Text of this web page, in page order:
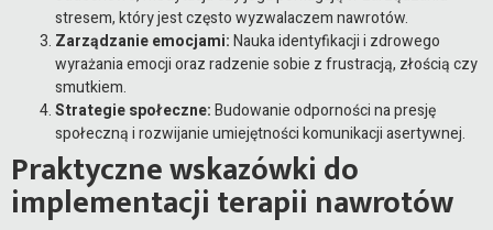
stresem, który jest często wyzwalaczem nawrotów.
Zarządzanie emocjami:Nauka identyfikacji i zdrowego
wyrażania emocji oraz radzenie sobie z frustracją, złością czy
smutkiem.
Strategie społeczne:Budowanie odporności na presję
społeczną i rozwijanie umiejętności komunikacji asertywnej.
Praktyczne wskazówki do
implementacji terapii nawrotów